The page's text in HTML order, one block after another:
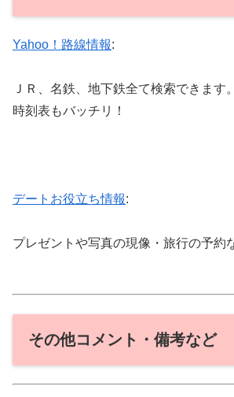
Yahoo！路線情報:
ＪＲ、名鉄、地下鉄全て検索できます
時刻表もバッチリ！
デートお役立ち情報:
プレゼントや写真の現像・旅行の予約
その他コメント・備考など